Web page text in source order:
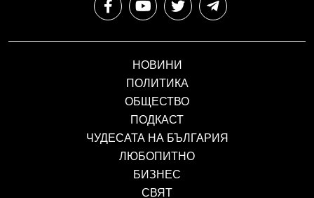
НОВИНИ
ПОЛИТИКА
ОБЩЕСТВО
ПОДКАСТ
ЧУДЕСАТА НА БЪЛГАРИЯ
ЛЮБОПИТНО
БИЗНЕС
СВЯТ